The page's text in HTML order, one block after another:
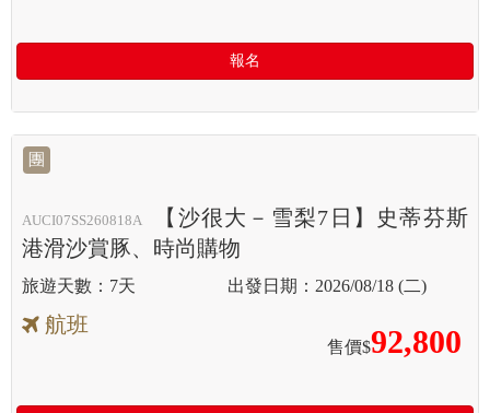
報名
團
AUCI07SS260818A
【沙很大－雪梨7日】史蒂芬斯
港滑沙賞豚、時尚購物
7天 2026/08/18 (二)
航班
售價$92,800